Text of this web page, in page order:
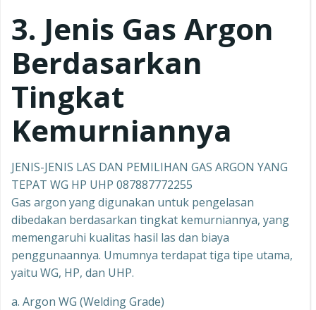
3. Jenis Gas Argon
Berdasarkan
Tingkat
Kemurniannya
JENIS-JENIS LAS DAN PEMILIHAN GAS ARGON YANG
TEPAT WG HP UHP 087887772255
Gas argon yang digunakan untuk pengelasan
dibedakan berdasarkan tingkat kemurniannya, yang
memengaruhi kualitas hasil las dan biaya
penggunaannya. Umumnya terdapat tiga tipe utama,
yaitu WG, HP, dan UHP.
a. Argon WG (Welding Grade)